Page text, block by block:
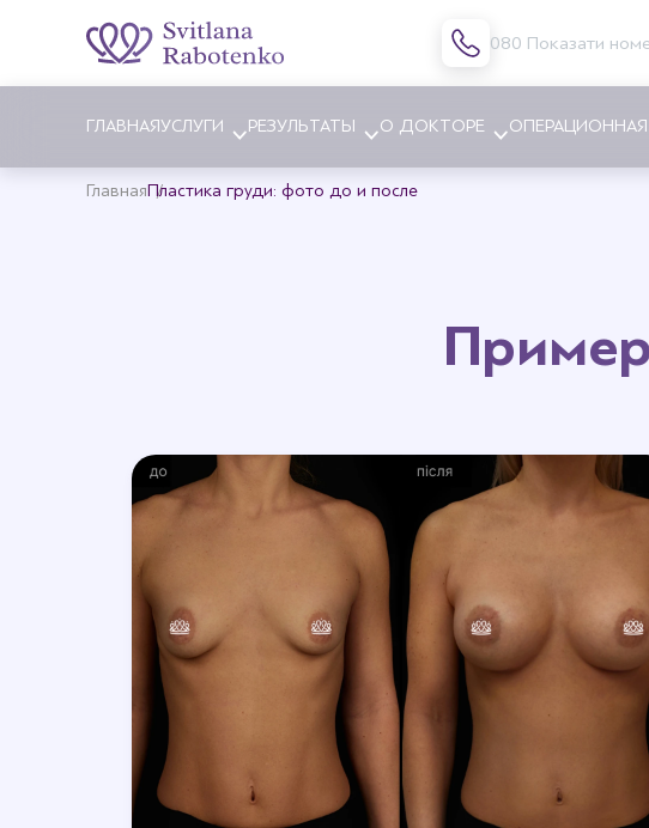
080 Показати
ГЛАВНАЯУСЛУГИ
Липофилинг лица
Пластика носа
Коррекция лопоухости
Пластика подбородка
Подтяжка груди
Коррекция соска и
Лечение
Замена грудных
РЕЗУЛЬТАТЫ О ДОКТОРЕ ОПЕРАЦИОННАЯ
ГлавнаяПластика груди: фото до и после